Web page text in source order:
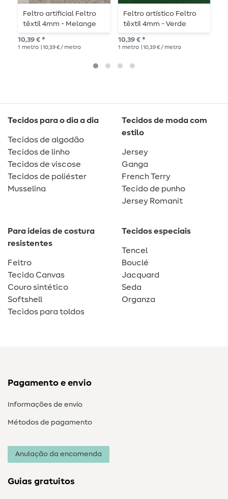
Feltro artificial Feltro
têxtil 4mm - Melange
cinzento
10,39 € *
1 metro | 10,39 € / metro
Feltro artístico Feltro
têxtil 4mm - Verde
abeto
10,39 € *
1 metro | 10,39 € / metro
Tecidos para o dia a dia
Tecidos de algodão
Tecidos de linho
Tecidos de viscose
Tecidos de poliéster
Musselina
Tecidos de moda com
estilo
Jersey
Ganga
French Terry
Tecido de punho
Jersey Romanit
Para ideias de costura
resistentes
Feltro
Tecido Canvas
Couro sintético
Softshell
Tecidos para toldos
Tecidos especiais
Tencel
Bouclé
Jacquard
Seda
Organza
Pagamento e envio
Informações de envio
Métodos de pagamento
Anulação da encomenda
Guias gratuitos